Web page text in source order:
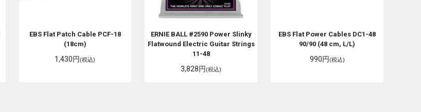
EBS Flat Patch Cable PCF-18
(18cm)
1,430円(税込)
ERNIE BALL #2590 Power Slinky
Flatwound Electric Guitar Strings
11-48
3,828円(税込)
EBS Flat Power Cables DC1-48
90/90 (48 cm, L/L)
990円(税込)